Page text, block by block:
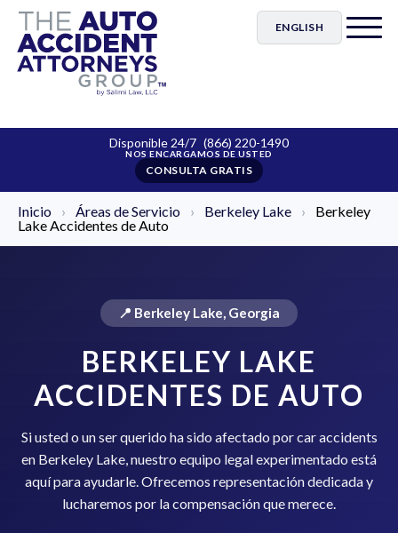
ENGLISH
Disponible 24/7 (866) 220-1490
CONSULTA GRATIS
Inicio › Áreas de Servicio › Berkeley Lake ›
Berkeley
Lake Accidentes de Auto
📍 Berkeley Lake, Georgia
BERKELEY LAKE
ACCIDENTES DE AUTO
Si usted o un ser querido ha sido afectado por car accidents
en Berkeley Lake, nuestro equipo legal experimentado está
aquí para ayudarle. Ofrecemos representación dedicada y
lucharemos por la compensación que merece.